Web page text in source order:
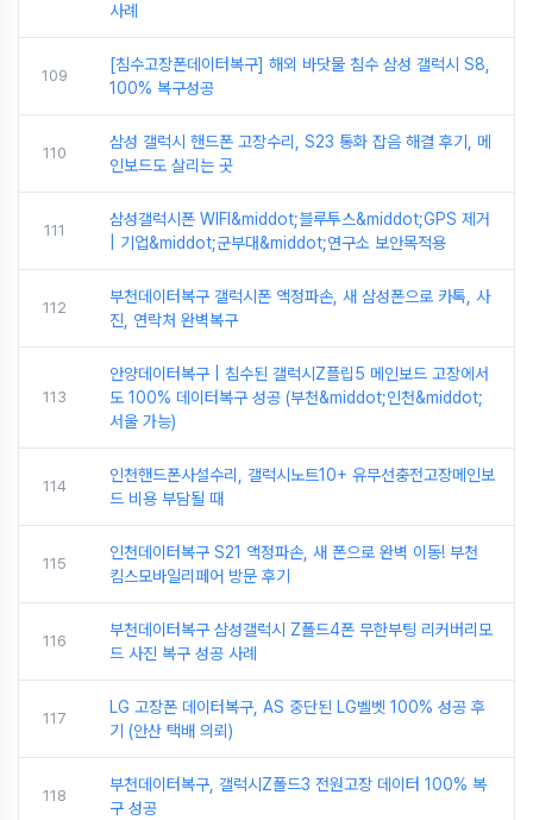
사례
109
[침수고장폰데이터복구] 해외 바닷물 침수 삼성 갤럭시 S8,
100% 복구성공
110
삼성 갤럭시 핸드폰 고장수리, S23 통화 잡음 해결 후기, 메
인보드도 살리는 곳
111
삼성갤럭시폰 WIFI&middot;블루투스&middot;GPS 제거
| 기업&middot;군부대&middot;연구소 보안목적용
112
부천데이터복구 갤럭시폰 액정파손, 새 삼성폰으로 카톡, 사
진, 연락처 완벽복구
113
안양데이터복구 | 침수된 갤럭시Z플립5 메인보드 고장에서
도 100% 데이터복구 성공 (부천&middot;인천&middot;
서울 가능)
114
인천핸드폰사설수리, 갤럭시노트10+ 유무선충전고장메인보
드 비용 부담될 때
115
인천데이터복구 S21 액정파손, 새 폰으로 완벽 이동! 부천
킴스모바일리페어 방문 후기
116
부천데이터복구 삼성갤럭시 Z폴드4폰 무한부팅 리커버리모
드 사진 복구 성공 사례
117
LG 고장폰 데이터복구, AS 중단된 LG벨벳 100% 성공 후
기 (안산 택배 의뢰)
118
부천데이터복구, 갤럭시Z폴드3 전원고장 데이터 100% 복
구 성공